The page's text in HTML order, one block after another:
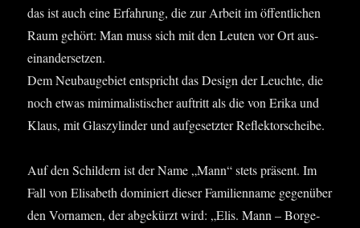
das ist auch eine Erfah­rung, die zur Arbeit im öffent­li­chen
Raum gehört: Man muss sich mit den Leu­ten vor Ort aus­
ein­an­der­set­zen.
Dem Neu­bau­ge­biet ent­spricht das Design der Leuch­te, die
noch etwas mim­i­ma­lis­ti­scher auf­tritt als die von Eri­ka und
Klaus, mit Glas­zy­lin­der und auf­ge­setz­ter Reflektorscheibe.
Auf den Schil­dern ist der Name „Mann“ stets prä­sent. Im
Fall von Eli­sa­beth domi­niert die­ser Fami­li­en­na­me gegen­über
den Vor­na­men, der abge­kürzt wird: „Elis. Mann – Bor­ge­